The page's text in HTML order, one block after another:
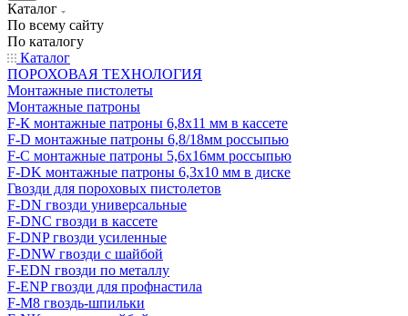
Каталог
По всему сайту
По каталогу
Каталог
ПОРОХОВАЯ ТЕХНОЛОГИЯ
Монтажные пистолеты
Монтажные патроны
F-К монтажные патроны 6,8х11 мм в кассете
F-D монтажные патроны 6,8/18мм россыпью
F-C монтажные патроны 5,6х16мм россыпью
F-DK монтажные патроны 6,3х10 мм в диске
Гвозди для пороховых пистолетов
F-DN гвозди универсальные
F-DNC гвозди в кассете
F-DNP гвозди усиленные
F-DNW гвозди с шайбой
F-EDN гвозди по металлу
F-ENP гвозди для профнастила
F-M8 гвоздь-шпильки